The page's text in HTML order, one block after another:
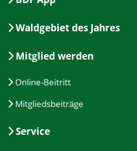
Waldgebiet des Jahres
Mitglied werden
Online-Beitritt
Mitgliedsbeiträge
Service